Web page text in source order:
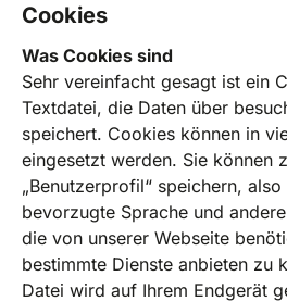
Cookies
Was Cookies sind
Sehr vereinfacht gesagt ist ein
Textdatei, die Daten über
speichert. Cookies können in
eingesetzt werden. Sie können
„Benutzerprofil“ speichern,
bevorzugte Sprache und
die von unserer Webseite
bestimmte Dienste anbieten zu
Datei wird auf Ihrem Endgerät